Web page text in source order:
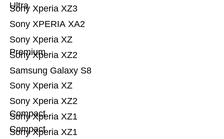
Sony Xperia XZ1
Sony Xperia XZ1
Compact
Sony Xperia XZ2
Compact
Sony Xperia XZ
Samsung Galaxy S8
Sony Xperia XZ2
Sony Xperia XZ
Premium
Sony XPERIA XA2
Sony Xperia XZ3
Ultra